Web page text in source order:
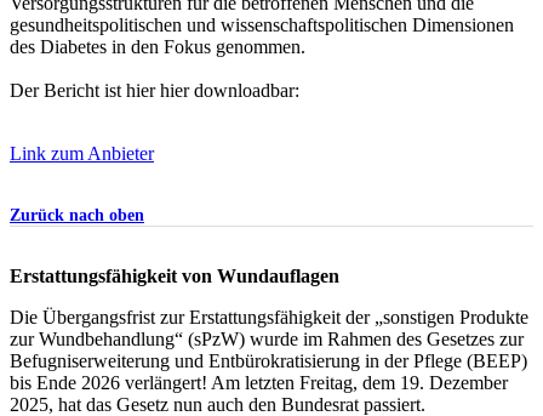
gesundheitspolitischen und wissenschaftspolitischen Dimensionen
des Diabetes in den Fokus genommen.
Der Bericht ist hier hier downloadbar:
Link zum Anbieter
Zurück nach oben
Erstattungsfähigkeit von Wundauflagen
Die Übergangsfrist zur Erstattungsfähigkeit der „sonstigen Produkte
zur Wundbehandlung“ (sPzW) wurde im Rahmen des Gesetzes zur
Befugniserweiterung und Entbürokratisierung in der Pflege (BEEP)
bis Ende 2026 verlängert! Am letzten Freitag, dem 19. Dezember
2025, hat das Gesetz nun auch den Bundesrat passiert.